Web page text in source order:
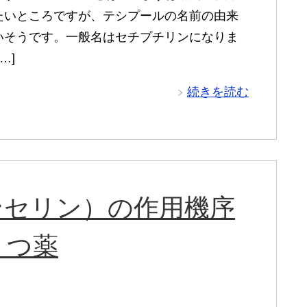
いところですが、テシプールの名前の由来
うです。一般名はセチプチリンになりま
続きを読む
リン）の作用機序
つ薬